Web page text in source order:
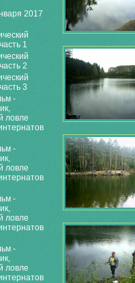
2017
1
2
3
-
ловле
-
ловле
-
ловле
-
ловле